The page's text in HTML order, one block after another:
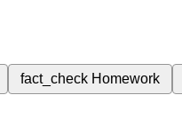
fact_check Homework